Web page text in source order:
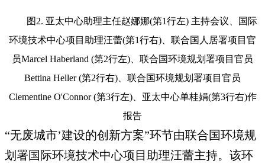
图2. 亚太中心助理主任赵娜娜(第1行左) 主持会议、国际
环境技术中心项目助理汪蕾(第1行右)、联合国人居署项目官
员Marcel Haberland (第2行左)、联合国环境规划署项目官员
Bettina Heller (第2行右)、联合国环境规划署项目官员
Clementine O'Connor (第3行左)、亚太中心单桂娟(第3行右)作
报告
“无废城市’建设的创新方案”环节由联合国环境规
划署国际环境技术中心项目助理汪蕾主持。该环